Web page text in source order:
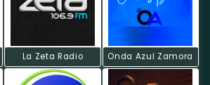
La Zeta Radio Onda Azul Zamora